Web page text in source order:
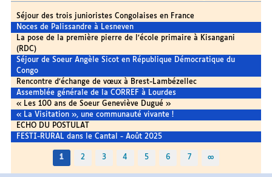
Séjour des trois junioristes Congolaises en France
Noces de Palissandre à Lesneven
La pose de la première pierre de l’école primaire à Kisangani
(RDC)
Séjour de Soeur Angèle Sicot en République Démocratique du
Congo
Rencontre d’échange de vœux à Brest-Lambézellec
Assemblée générale de la CORREF à Lourdes
« Les 100 ans de Soeur Geneviève Dugué »
« La Visitation », une communauté vivante !
ECHO DU POSTULAT
FESTI-RURAL dans le Cantal - Août 2025
1 2 3 4 5 6 7 ∞